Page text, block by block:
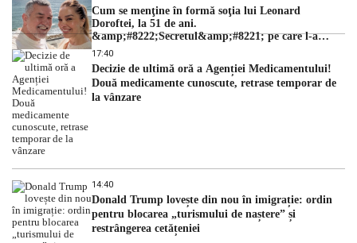
Cum se menţine în formă soţia lui Leonard
Doroftei, la 51 de ani.
&amp;#8222;Secretul&amp;#8221; pe care l-a
dezvăluit
17:40
Decizie de ultimă oră a Agenției Medicamentului!
Două medicamente cunoscute, retrase temporar de
la vânzare
14:40
Donald Trump lovește din nou în imigrație: ordin
pentru blocarea „turismului de naștere” și
restrângerea cetățeniei